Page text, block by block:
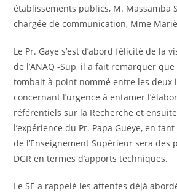
établissements publics, M. Massamba
chargée de communication, Mme
Le Pr. Gaye s’est d’abord félicité de la
de l’ANAQ -Sup, il a fait remarquer
tombait à point nommé entre les deux
concernant l’urgence à entamer
référentiels sur la Recherche et
l’expérience du Pr. Papa Gueye, en
de l’Enseignement Supérieur sera des
DGR en termes d’apports techniques.
Le SE a rappelé les attentes déjà